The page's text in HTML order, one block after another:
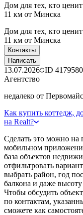
Дом для тех, кто
11 км от Минска
Дом для тех, кто
11 км от Минска
Контакты
Написать
13.07.2026 ID 4179580
Агентство
недалеко от
Как купить коттедж,
на Realt?
Сделать это можно на
мобильном
база объектов
отфильтровать
выбрать район, год
балкона и даже
Чтобы обсудить
по контактам,
сможете как